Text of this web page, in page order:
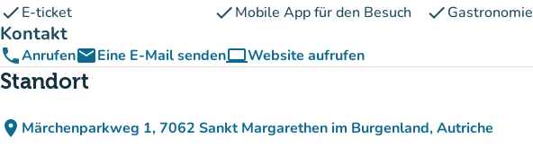
checkE-ticket checkMobile App für den Besuch checkGastronomie
Kontakt
phoneAnrufenemailEine E-Mail sendencomputerWebsite aufrufen
(new tab)
Standort
place Märchenparkweg 1, 7062 Sankt Margarethen im Burgenland, Autriche
(in Google Maps öffnen)
(new tab)